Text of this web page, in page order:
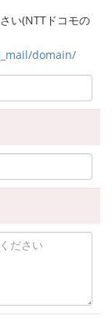
い(NTTドコモの
domain/